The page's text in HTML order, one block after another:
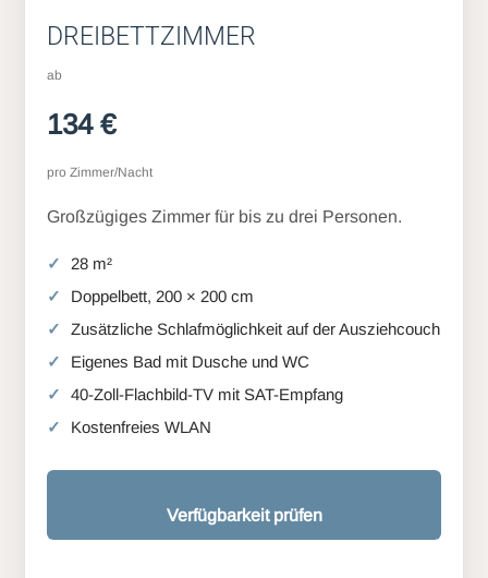
DREIBETTZIMMER
ab
134 €
pro Zimmer/Nacht
Großzügiges Zimmer für bis zu drei Personen.
28 m²
Doppelbett, 200 × 200 cm
Zusätzliche Schlafmöglichkeit auf der Ausziehcouch
Eigenes Bad mit Dusche und WC
40-Zoll-Flachbild-TV mit SAT-Empfang
Kostenfreies WLAN
Verfügbarkeit prüfen